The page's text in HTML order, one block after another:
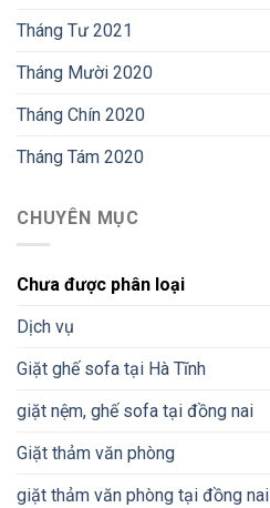
Tháng Tư 2021
Tháng Mười 2020
Tháng Chín 2020
Tháng Tám 2020
CHUYÊN MỤC
Chưa được phân loại
Dịch vụ
Giặt ghế sofa tại Hà Tĩnh
giặt nệm, ghế sofa tại đồng nai
Giặt thảm văn phòng
giặt thảm văn phòng tại đồng nai